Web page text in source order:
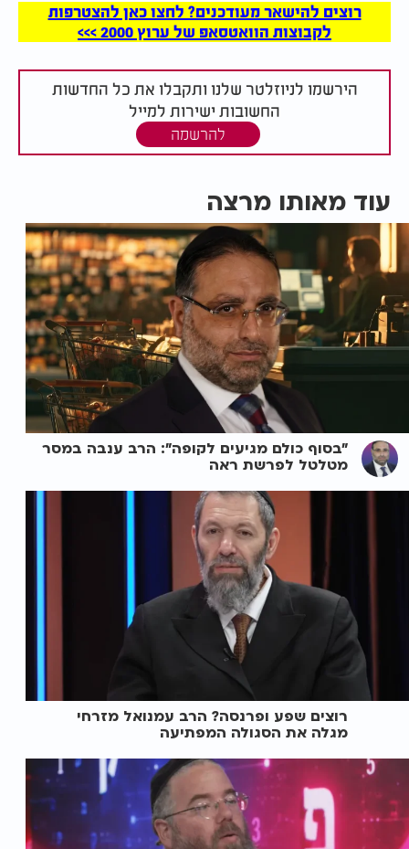
רוצים להישאר מעודכנים? לחצו כאן להצטרפות
לקבוצות הוואטסאפ של ערוץ 2000 >>>
הירשמו לניוזלטר שלנו ותקבלו את כל החדשות
החשובות ישירות למייל
להרשמה
עוד מאותו מרצה
"בסוף כולם מגיעים לקופה": הרב ענבה במסר
מטלטל לפרשת ראה
רוצים שפע ופרנסה? הרב עמנואל מזרחי
מגלה את הסגולה המפתיעה